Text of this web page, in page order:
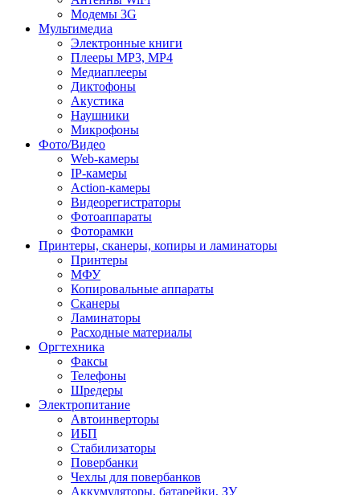
Модемы 3G
Мультимедиа
Электронные книги
Плееры MP3, MP4
Медиаплееры
Диктофоны
Акустика
Наушники
Микрофоны
Фото/Видео
Web-камеры
IP-камеры
Action-камеры
Видеорегистраторы
Фотоаппараты
Фоторамки
Принтеры, сканеры, копиры и ламинаторы
Принтеры
МФУ
Копировальные аппараты
Сканеры
Ламинаторы
Расходные материалы
Оргтехника
Факсы
Телефоны
Шредеры
Электропитание
Автоинверторы
ИБП
Стабилизаторы
Повербанки
Чехлы для повербанков
Аккумуляторы, батарейки, ЗУ